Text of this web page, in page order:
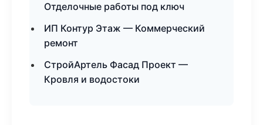
Отделочные работы под ключ
ИП Контур Этаж — Коммерческий
ремонт
СтройАртель Фасад Проект —
Кровля и водостоки